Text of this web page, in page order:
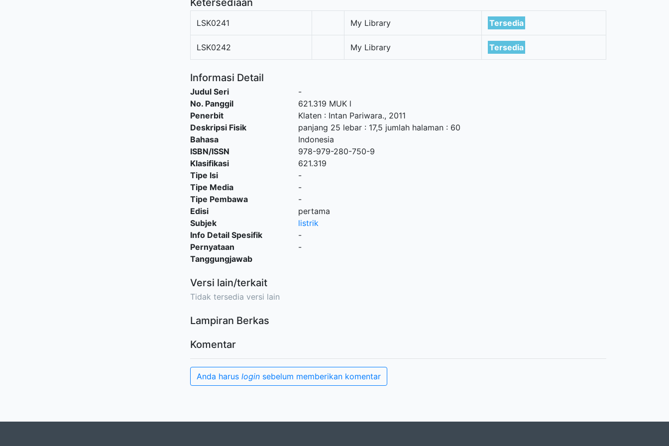
Ketersediaan
LSK0241 My Library Tersedia
LSK0242 My Library Tersedia
Informasi Detail
Judul Seri
-
No. Panggil
621.319 MUK l
Penerbit
Klaten: Intan Pariwara., 2011
Deskripsi Fisik
panjang 25 lebar : 17,5 jumlah halaman : 60
Bahasa
Indonesia
ISBN/ISSN
978-979-280-750-9
Klasifikasi
621.319
Tipe Isi
-
Tipe Media
-
Tipe Pembawa
-
Edisi
pertama
Subjek
listrik
Info Detail Spesifik
-
Pernyataan
Tanggungjawab
-
Versi lain/terkait
Tidak tersedia versi lain
Lampiran Berkas
Komentar
Anda harus login sebelum memberikan komentar